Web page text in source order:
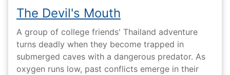
The Devil's Mouth
A group of college friends' Thailand adventure
turns deadly when they become trapped in
submerged caves with a dangerous predator. As
oxygen runs low, past conflicts emerge in their